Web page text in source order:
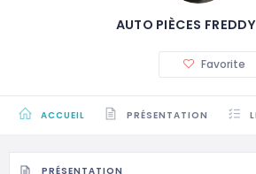
AUTO PIÈCES FREDDY
Favorite
ACCUEIL PRÉSENTATION
PRÉSENTATION